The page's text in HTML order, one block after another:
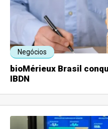
Negócios
bioMérieux Brasil
IBDN